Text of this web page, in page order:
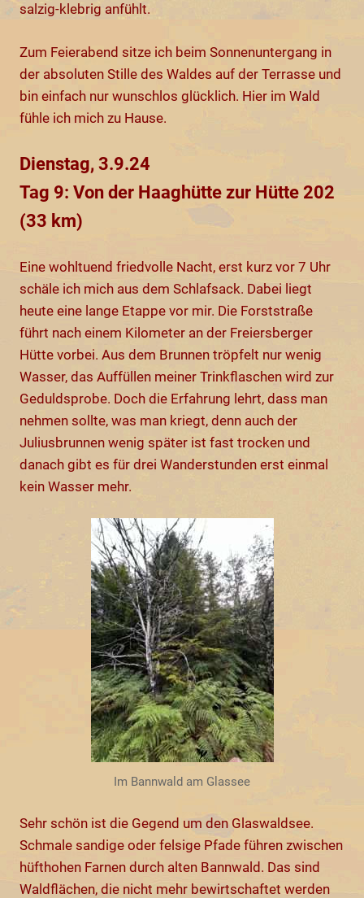
salzig-klebrig anfühlt.
Zum Feierabend sitze ich beim Sonnenuntergang in
der absoluten Stille des Waldes auf der Terrasse und
bin einfach nur wunschlos glücklich. Hier im Wald
fühle ich mich zu Hause.
Dienstag, 3.9.24
Tag 9: Von der Haaghütte zur Hütte 202
(33 km)
Eine wohltuend friedvolle Nacht, erst kurz vor 7 Uhr
schäle ich mich aus dem Schlafsack. Dabei liegt
heute eine lange Etappe vor mir. Die Forststraße
führt nach einem Kilometer an der Freiersberger
Hütte vorbei. Aus dem Brunnen tröpfelt nur wenig
Wasser, das Auffüllen meiner Trinkflaschen wird zur
Geduldsprobe. Doch die Erfahrung lehrt, dass man
nehmen sollte, was man kriegt, denn auch der
Juliusbrunnen wenig später ist fast trocken und
danach gibt es für drei Wanderstunden erst einmal
kein Wasser mehr.
Im Bannwald am Glassee
Sehr schön ist die Gegend um den Glaswaldsee.
Schmale sandige oder felsige Pfade führen zwischen
hüfthohen Farnen durch alten Bannwald. Das sind
Waldflächen, die nicht mehr bewirtschaftet werden